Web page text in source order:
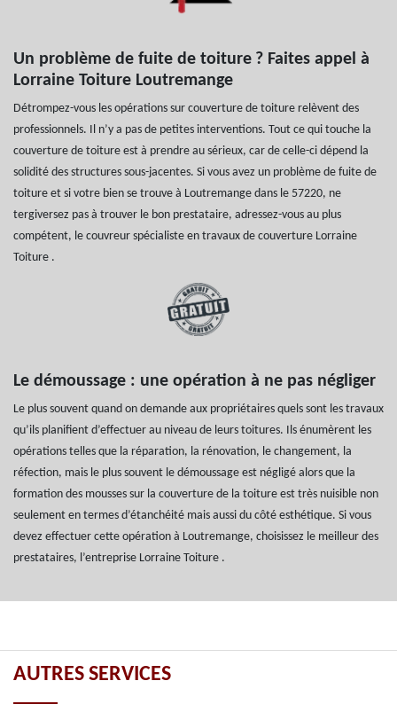
Un problème de fuite de toiture ? Faites appel à
Lorraine Toiture Loutremange
Détrompez-vous les opérations sur couverture de toiture relèvent des
professionnels. Il n’y a pas de petites interventions. Tout ce qui touche la
couverture de toiture est à prendre au sérieux, car de celle-ci dépend la
solidité des structures sous-jacentes. Si vous avez un problème de fuite de
toiture et si votre bien se trouve à Loutremange dans le 57220, ne
tergiversez pas à trouver le bon prestataire, adressez-vous au plus
compétent, le couvreur spécialiste en travaux de couverture Lorraine
Toiture .
Le démoussage : une opération à ne pas négliger
Le plus souvent quand on demande aux propriétaires quels sont les travaux
qu’ils planifient d’effectuer au niveau de leurs toitures. Ils énumèrent les
opérations telles que la réparation, la rénovation, le changement, la
réfection, mais le plus souvent le démoussage est négligé alors que la
formation des mousses sur la couverture de la toiture est très nuisible non
seulement en termes d’étanchéité mais aussi du côté esthétique. Si vous
devez effectuer cette opération à Loutremange, choisissez le meilleur des
prestataires, l’entreprise Lorraine Toiture .
AUTRES SERVICES